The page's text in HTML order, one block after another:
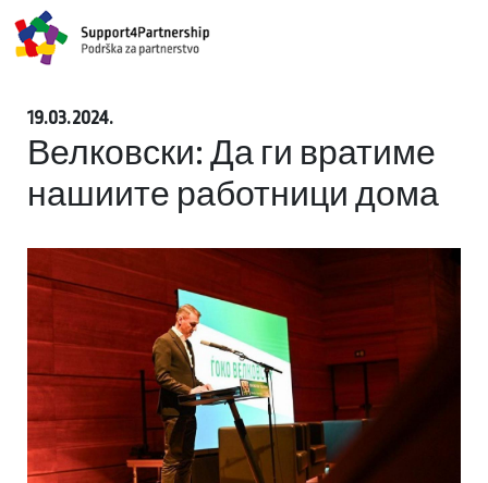
19.03.2024.
Велковски: Да ги вратиме
нашиите работници дома